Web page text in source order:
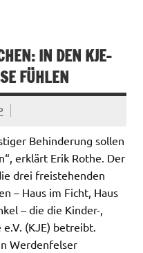
IN DEN KJE-
FÜHLEN
Behinderung sollen
erklärt Erik Rothe. Der
drei freistehenden
– Haus im Ficht, Haus
– die die Kinder-,
(KJE) betreibt.
Werdenfelser